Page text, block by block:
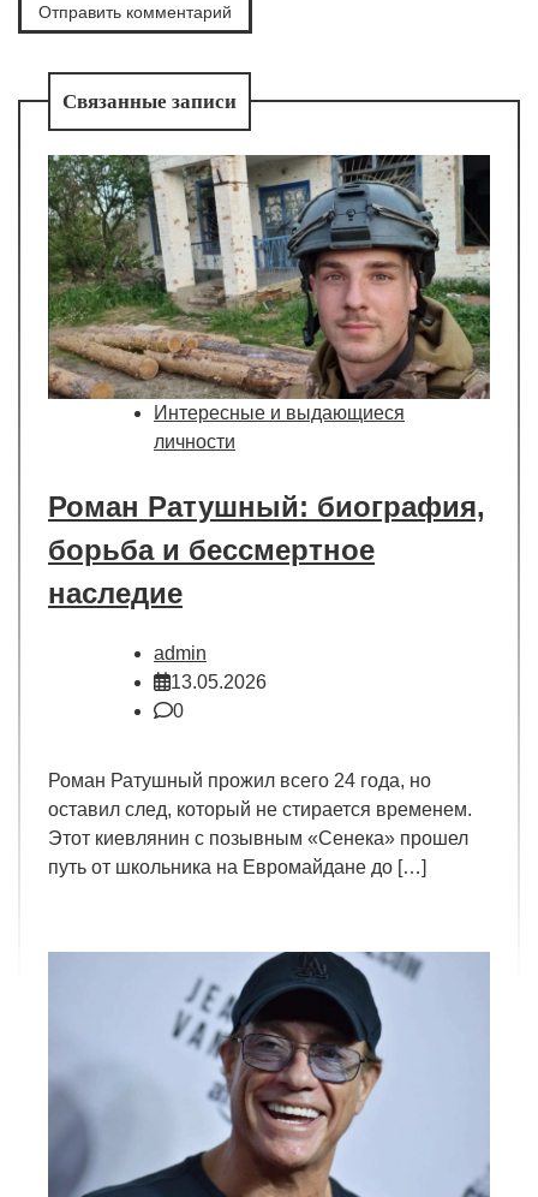
Связанные записи
Интересные и выдающиеся
личности
Роман Ратушный: биография,
борьба и бессмертное
наследие
admin
13.05.2026
0
Роман Ратушный прожил всего 24 года, но
оставил след, который не стирается временем.
Этот киевлянин с позывным «Сенека» прошел
путь от школьника на Евромайдане до […]